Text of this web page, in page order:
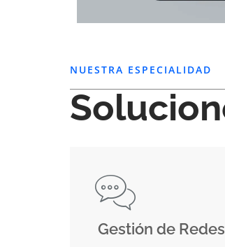
NUESTRA ESPECIALIDAD
Gestión de